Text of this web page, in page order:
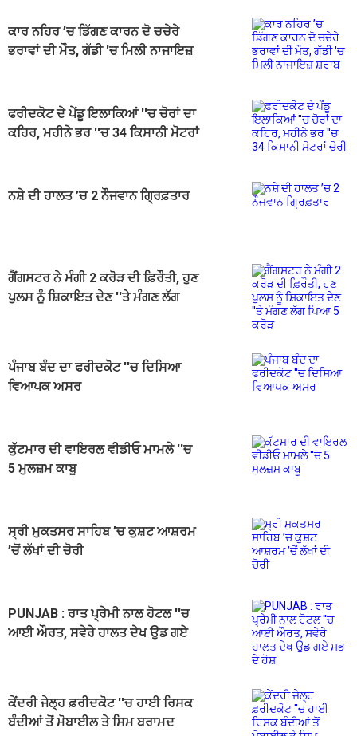
ਕਾਰ ਨਹਿਰ ’ਚ ਡਿੱਗਣ ਕਾਰਨ ਦੋ ਚਚੇਰੇ
ਭਰਾਵਾਂ ਦੀ ਮੌਤ, ਗੱਡੀ 'ਚ ਮਿਲੀ ਨਾਜਾਇਜ਼
ਫਰੀਦਕੋਟ ਦੇ ਪੇਂਡੂ ਇਲਾਕਿਆਂ ''ਚ ਚੋਰਾਂ ਦਾ
ਕਹਿਰ, ਮਹੀਨੇ ਭਰ ''ਚ 34 ਕਿਸਾਨੀ ਮੋਟਰਾਂ
ਨਸ਼ੇ ਦੀ ਹਾਲਤ ’ਚ 2 ਨੌਜਵਾਨ ਗ੍ਰਿਫ਼ਤਾਰ
ਗੈਂਗਸਟਰ ਨੇ ਮੰਗੀ 2 ਕਰੋੜ ਦੀ ਫ਼ਿਰੌਤੀ, ਹੁਣ
ਪੁਲਸ ਨੂੰ ਸ਼ਿਕਾਇਤ ਦੇਣ ''ਤੇ ਮੰਗਣ ਲੱਗ
ਪੰਜਾਬ ਬੰਦ ਦਾ ਫਰੀਦਕੋਟ ''ਚ ਦਿਸਿਆ
ਵਿਆਪਕ ਅਸਰ
ਕੁੱਟਮਾਰ ਦੀ ਵਾਇਰਲ ਵੀਡੀਓ ਮਾਮਲੇ ''ਚ
5 ਮੁਲਜ਼ਮ ਕਾਬੂ
ਸ੍ਰੀ ਮੁਕਤਸਰ ਸਾਹਿਬ ’ਚ ਕੁਸ਼ਟ ਆਸ਼ਰਮ
’ਚੋਂ ਲੱਖਾਂ ਦੀ ਚੋਰੀ
PUNJAB : ਰਾਤ ਪ੍ਰੇਮੀ ਨਾਲ ਹੋਟਲ ''ਚ
ਆਈ ਔਰਤ, ਸਵੇਰੇ ਹਾਲਤ ਦੇਖ ਉਡ ਗਏ
ਕੇਂਦਰੀ ਜੇਲ੍ਹ ਫ਼ਰੀਦਕੋਟ ''ਚ ਹਾਈ ਰਿਸਕ
ਬੰਦੀਆਂ ਤੋਂ ਮੋਬਾਈਲ ਤੇ ਸਿਮ ਬਰਾਮਦ